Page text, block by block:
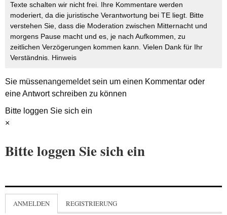
Texte schalten wir nicht frei. Ihre Kommentare werden
moderiert, da die juristische Verantwortung bei TE liegt. Bitte
verstehen Sie, dass die Moderation zwischen Mitternacht und
morgens Pause macht und es, je nach Aufkommen, zu
zeitlichen Verzögerungen kommen kann. Vielen Dank für Ihr
Verständnis. Hinweis
Sie müssenangemeldetsein um einen Kommentar oder
eine Antwort schreiben zu können
Bitte loggen Sie sich ein
×
Bitte loggen Sie sich ein
ANMELDEN REGISTRIERUNG